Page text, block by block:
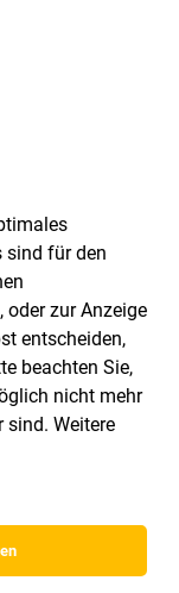
sind für den
zur Anzeige
entscheiden,
beachten Sie,
nicht mehr
sind. Weitere